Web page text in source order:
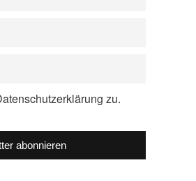
zu.
abonnieren